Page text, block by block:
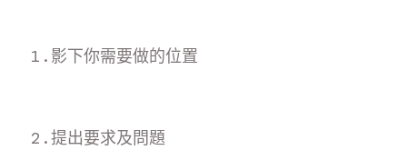
1.影下你需要做的位置
2.提出要求及問題